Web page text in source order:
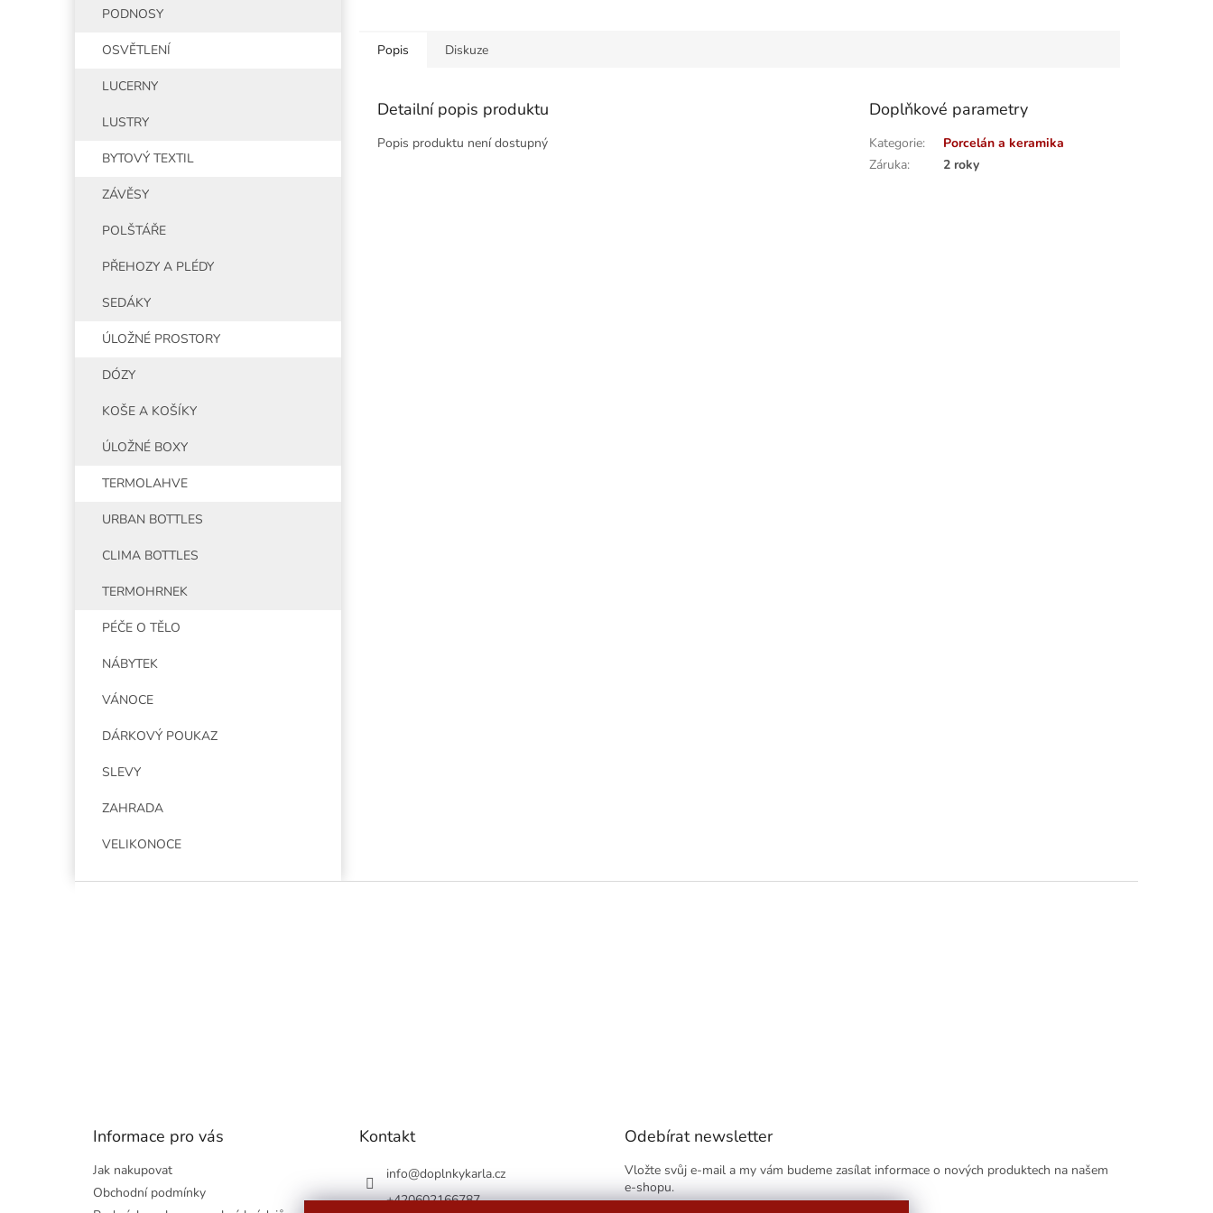
PODNOSY
OSVĚTLENÍ
LUCERNY
LUSTRY
BYTOVÝ TEXTIL
ZÁVĚSY
POLŠTÁŘE
PŘEHOZY A PLÉDY
SEDÁKY
ÚLOŽNÉ PROSTORY
DÓZY
KOŠE A KOŠÍKY
ÚLOŽNÉ BOXY
TERMOLAHVE
URBAN BOTTLES
CLIMA BOTTLES
TERMOHRNEK
PÉČE O TĚLO
NÁBYTEK
VÁNOCE
DÁRKOVÝ POUKAZ
SLEVY
ZAHRADA
VELIKONOCE
Popis Diskuze
Detailní popis produktu
Popis produktu není dostupný
Doplňkové parametry
Kategorie:
Porcelán a keramika
Záruka: 2 roky
Informace pro vás
Jak nakupovat
Obchodní podmínky
Kontakt
info@doplnkykarla.cz
+420602166787
Odebírat newsletter
Vložte svůj e-mail a my vám budeme zasílat informace o nových produktech na našem
e-shopu.